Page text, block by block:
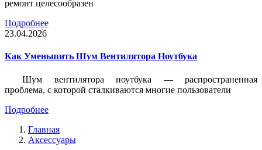
ремонт целесообразен
Подробнее
23.04.2026
Как Уменьшить Шум Вентилятора Ноутбука
Шум вентилятора ноутбука — распространенная
проблема, с которой сталкиваются многие пользователи
Подробнее
Главная
Аксессуары